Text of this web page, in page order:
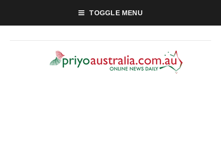
TOGGLE MENU